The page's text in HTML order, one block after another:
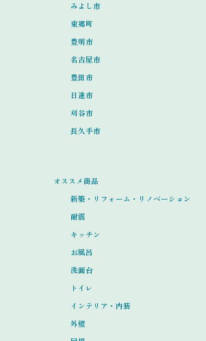
みよし市
東郷町
豊明市
名古屋市
豊田市
日進市
刈谷市
長久手市
オススメ商品
新築・リフォーム・リノベーション
耐震
キッチン
お風呂
洗面台
トイレ
インテリア・内装
外壁